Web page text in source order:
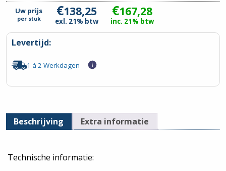
Uw prijs
per stuk €138,25
exl. 21% btw
€167,28
inc. 21% btw
Levertijd:
1 á 2 Werkdagen
Beschrijving Extra informatie
Technische informatie: